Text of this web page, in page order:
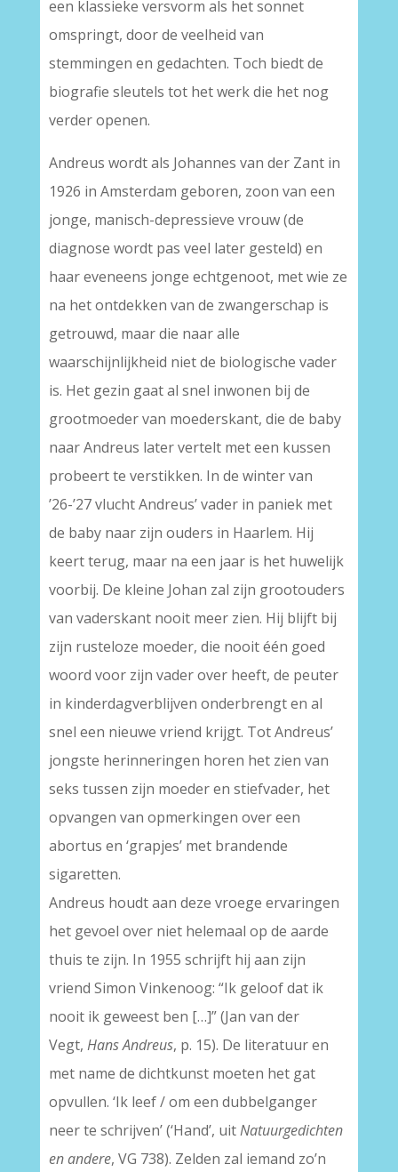
een klassieke versvorm als het sonnet
omspringt, door de veelheid van
stemmingen en gedachten. Toch biedt de
biografie sleutels tot het werk die het nog
verder openen.
Andreus wordt als Johannes van der Zant in
1926 in Amsterdam geboren, zoon van een
jonge, manisch-depressieve vrouw (de
diagnose wordt pas veel later gesteld) en
haar eveneens jonge echtgenoot, met wie ze
na het ontdekken van de zwangerschap is
getrouwd, maar die naar alle
waarschijnlijkheid niet de biologische vader
is. Het gezin gaat al snel inwonen bij de
grootmoeder van moederskant, die de baby
naar Andreus later vertelt met een kussen
probeert te verstikken. In de winter van
’26-’27 vlucht Andreus’ vader in paniek met
de baby naar zijn ouders in Haarlem. Hij
keert terug, maar na een jaar is het huwelijk
voorbij. De kleine Johan zal zijn grootouders
van vaderskant nooit meer zien. Hij blijft bij
zijn rusteloze moeder, die nooit één goed
woord voor zijn vader over heeft, de peuter
in kinderdagverblijven onderbrengt en al
snel een nieuwe vriend krijgt. Tot Andreus’
jongste herinneringen horen het zien van
seks tussen zijn moeder en stiefvader, het
opvangen van opmerkingen over een
abortus en ‘grapjes’ met brandende
sigaretten.
Andreus houdt aan deze vroege ervaringen
het gevoel over niet helemaal op de aarde
thuis te zijn. In 1955 schrijft hij aan zijn
vriend Simon Vinkenoog: “Ik geloof dat ik
nooit ik geweest ben […]” (Jan van der
Vegt, Hans Andreus, p. 15). De literatuur en
met name de dichtkunst moeten het gat
opvullen. ‘Ik leef / om een dubbelganger
neer te schrijven’ (‘Hand’, uitNatuurgedichten
en andere, VG 738). Zelden zal iemand zo’n